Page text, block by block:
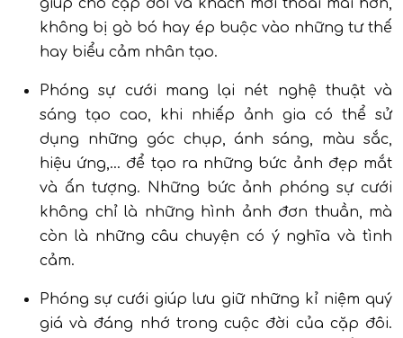
giúp cho cặp đôi và khách mời thoải mái hơn,
không bị gò bó hay ép buộc vào những tư thế
hay biểu cảm nhân tạo.
Phóng sự cưới mang lại nét nghệ thuật và
sáng tạo cao, khi nhiếp ảnh gia có thể sử
dụng những góc chụp, ánh sáng, màu sắc,
hiệu ứng,… để tạo ra những bức ảnh đẹp mắt
và ấn tượng. Những bức ảnh phóng sự cưới
không chỉ là những hình ảnh đơn thuần, mà
còn là những câu chuyện có ý nghĩa và tình
cảm.
Phóng sự cưới giúp lưu giữ những kỉ niệm quý
giá và đáng nhớ trong cuộc đời của cặp đôi.